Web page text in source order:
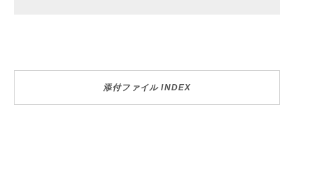
添付ファイル INDEX